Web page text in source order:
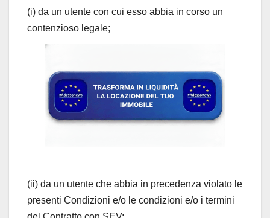
(i) da un utente con cui esso abbia in corso un
contenzioso legale;
(ii) da un utente che abbia in precedenza violato le
presenti Condizioni e/o le condizioni e/o i termini